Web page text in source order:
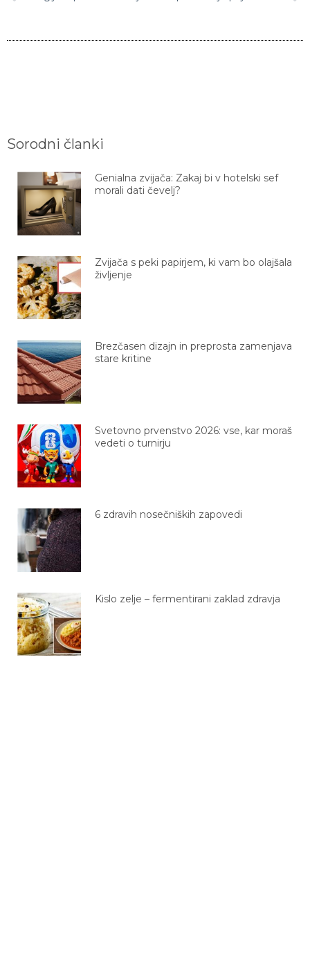
Sorodni članki
Genialna zvijača: Zakaj bi v hotelski sef
morali dati čevelj?
Zvijača s peki papirjem, ki vam bo olajšala
življenje
Brezčasen dizajn in preprosta zamenjava
stare kritine
Svetovno prvenstvo 2026: vse, kar moraš
vedeti o turnirju
6 zdravih nosečniških zapovedi
Kislo zelje – fermentirani zaklad zdravja